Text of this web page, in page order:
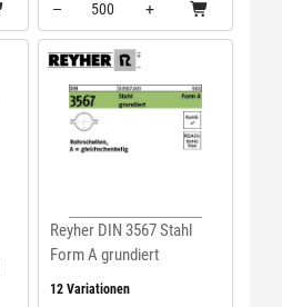
–
+
Menge: 500
12 Variationen
Reyher DIN 3567 Stahl
Form A grundiert
Rohrschellen,